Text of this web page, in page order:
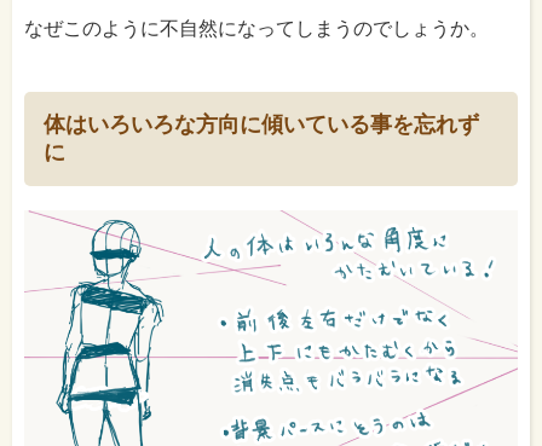
なぜこのように不自然になってしまうのでしょうか。
体はいろいろな方向に傾いている事を忘れず
に